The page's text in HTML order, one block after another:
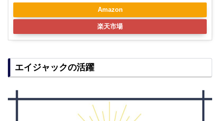
Amazon
楽天市場
エイジャックの活躍